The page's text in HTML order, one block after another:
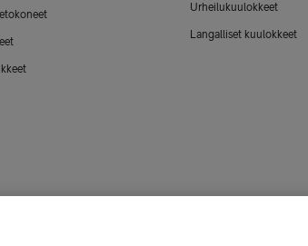
Urheilukuulokkeet
Langalliset kuulokkeet